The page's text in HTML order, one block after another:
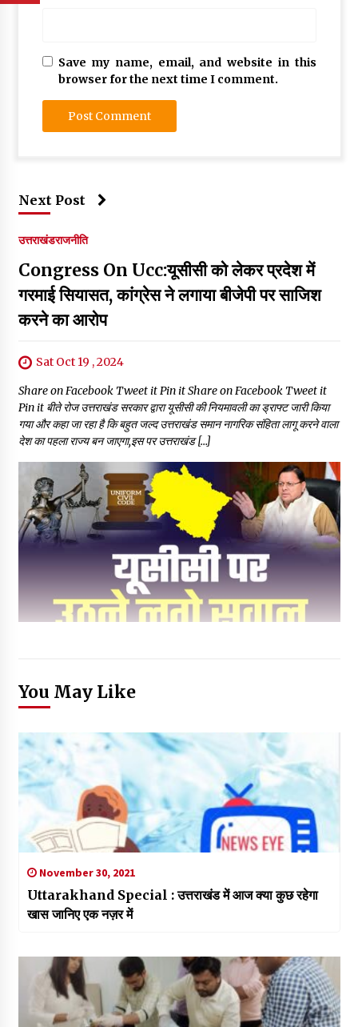
Save my name, email, and website in this
browser for the next time I comment.
Next Post
उत्तराखंडराजनीति
Congress On Ucc:यूसीसी को लेकर प्रदेश में
गरमाई सियासत, कांग्रेस ने लगाया बीजेपी पर साजिश
करने का आरोप
Sat Oct 19 , 2024
Share on Facebook Tweet it Pin it Share on Facebook Tweet it
Pin it बीते रोज उत्तराखंड सरकार द्वारा यूसीसी की नियमावली का ड्राफ्ट जारी किया
गया और कहा जा रहा है कि बहुत जल्द उत्तराखंड समान नागरिक संहिता लागू करने वाला
देश का पहला राज्य बन जाएगा,इस पर उत्तराखंड […]
You May Like
November 30, 2021
Uttarakhand Special : उत्तराखंड में आज क्या कुछ रहेगा
खास जानिए एक नज़र में